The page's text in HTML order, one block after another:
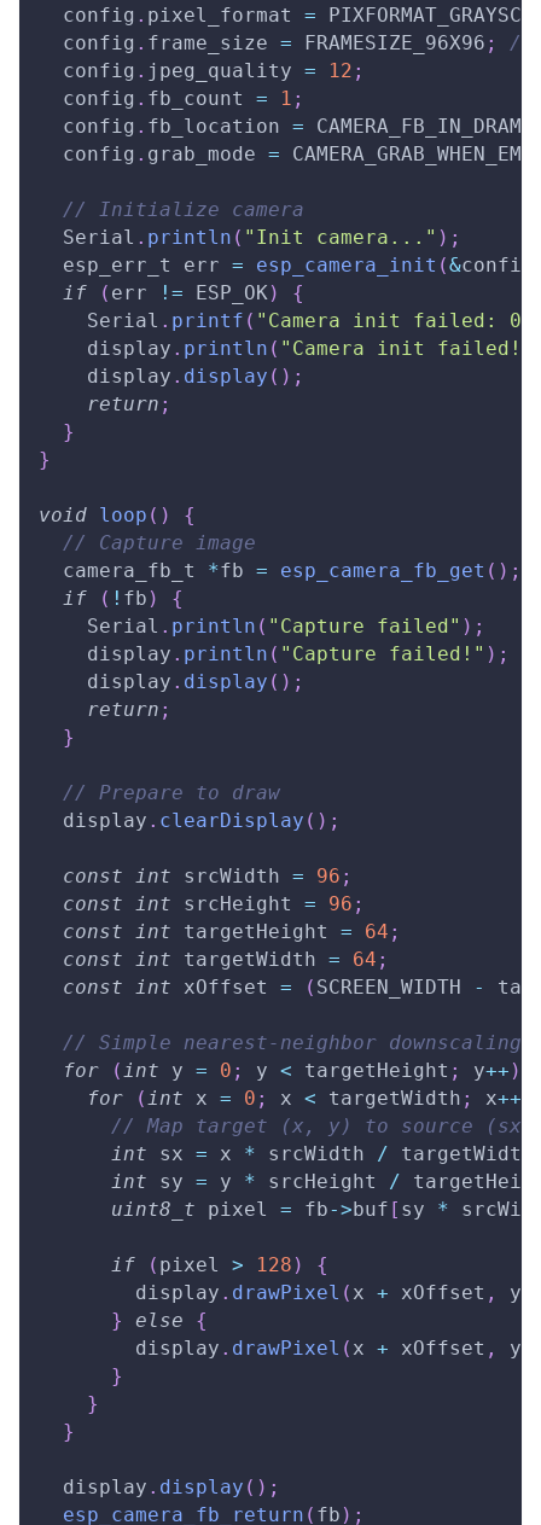
  config
. pixel_format =
  config
. frame_size = FRAMESIZE_96X96 ;
//
  config
. jpeg_quality = 12 ;
  config
. fb_count = 1 ;
  config
. fb_location = CAMERA_FB_IN_DRAM
  config
. grab_mode =
// Initialize camera
  Serial
. println ( "Init camera..." ) ;
  esp_err_t err
= esp_camera_init (&config
if
( err != ESP_OK )
{
    Serial
. printf ( "Camera init failed:
    display
. println ( "Camera init failed!"
    display
. display ( ) ;
return ;
}
}
void loop ( )
{
// Capture image
  camera_fb_t
*fb = esp_camera_fb_get ( ) ;
if
( ! fb )
{
    Serial
. println ( "Capture failed" ) ;
    display
. println ( "Capture failed!" ) ;
    display
. display ( ) ;
return ;
}
// Prepare to draw
  display
. clearDisplay ( ) ;
const int srcWidth = 96 ;
const
int srcHeight = 96 ;
const
int targetHeight = 64 ;
const
int targetWidth = 64 ;
const
int xOffset = ( SCREEN_WIDTH -
// Simple nearest-neighbor downscaling
for
( int y = 0 ; y < targetHeight ; y++ )
for
( int x = 0 ; x < targetWidth ; x++
// Map target (x, y) to source (sx,
int sx = x * srcWidth / targetWidth
int sy = y * srcHeight /
uint8_t pixel = fb->buf [ sy *
if ( pixel > 128 )
{
        display
. drawPixel ( x + xOffset , y
}
else
{
        display
. drawPixel ( x + xOffset , y
}
}
}
  display
. display ( ) ;
esp_camera_fb_return ( fb ) ;